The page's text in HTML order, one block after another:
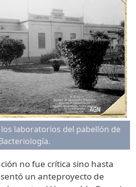
laboratorios del pabellón de
no fue crítica sino hasta
un anteproyecto de